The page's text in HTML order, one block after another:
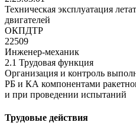
Техническая эксплуатация
двигателей
ОКПДТР
22509
Инженер-механик
2.1 Трудовая функция
Организация и контроль
РБ и КА компонентами
и при проведении испытаний
Трудовые действия